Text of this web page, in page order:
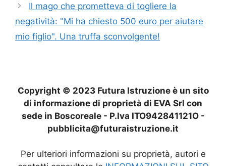
Il mago che prometteva di togliere la
negatività: "Mi ha chiesto 500 euro per aiutare
mio figlio". Una truffa sconvolgente!
Copyright © 2023 Futura Istruzione è un sito
di informazione di proprietà di EVA Srl con
sede in Boscoreale - P.Iva ITO942841121O -
pubblicita@futuraistruzione.it
Per ulteriori informazioni su proprietà, autori e